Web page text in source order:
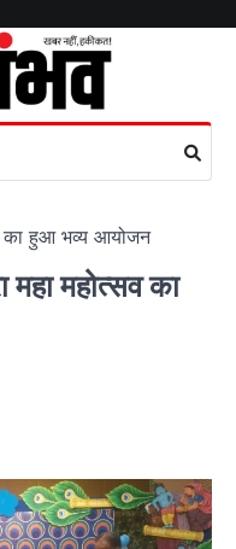
का हुआ भव्य आयोजन
महा महोत्सव का